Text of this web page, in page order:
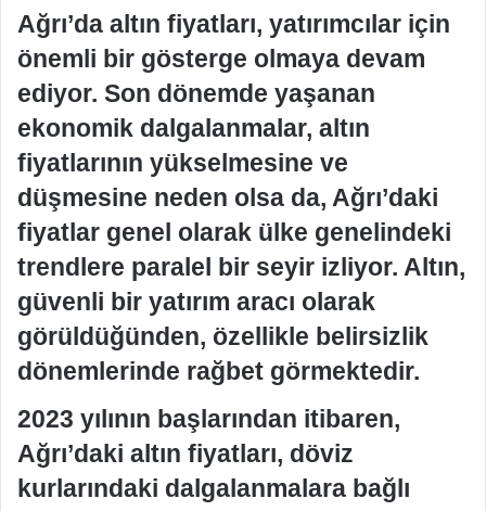
Ağrı’da altın fiyatları, yatırımcılar için
önemli bir gösterge olmaya devam
ediyor. Son dönemde yaşanan
ekonomik dalgalanmalar, altın
fiyatlarının yükselmesine ve
düşmesine neden olsa da, Ağrı’daki
fiyatlar genel olarak ülke genelindeki
trendlere paralel bir seyir izliyor. Altın,
güvenli bir yatırım aracı olarak
görüldüğünden, özellikle belirsizlik
dönemlerinde rağbet görmektedir.
2023 yılının başlarından itibaren,
Ağrı’daki altın fiyatları, döviz
kurlarındaki dalgalanmalara bağlı